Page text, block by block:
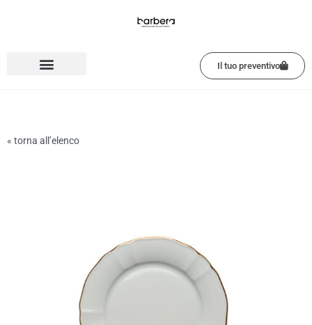
Il tuo preventivo
« torna all’elenco